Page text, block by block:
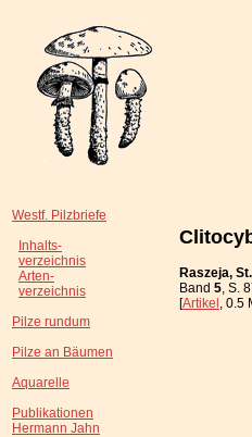
Westf. Pilzbriefe
Inhalts-
verzeichnis
Arten-
verzeichnis
Pilze rundum
Pilze an Bäumen
Aquarelle
Publikationen
Hermann Jahn
Raszeja,
Band 5, S.
[Artikel, 0.5